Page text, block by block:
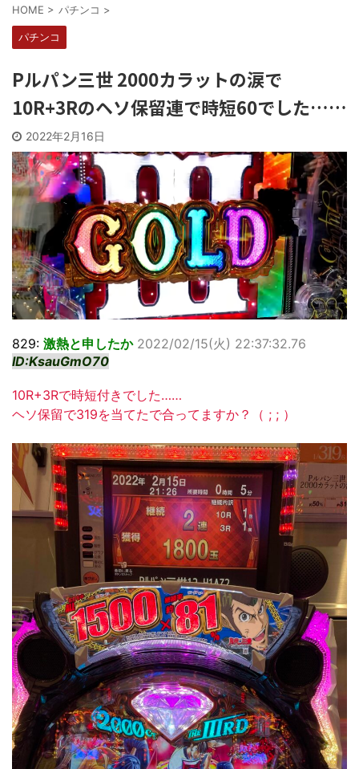
HOME > パチンコ >
パチンコ
Pルパン三世 2000カラットの涙で
10R+3Rのヘソ保留連で時短60でした……
2022年2月16日
829: 激熱と申したか 2022/02/15(火) 22:37:32.76
ID:KsauGmO70
10R+3Rで時短付きでした……
ヘソ保留で319を当てたで合ってますか？（ ; ; ）